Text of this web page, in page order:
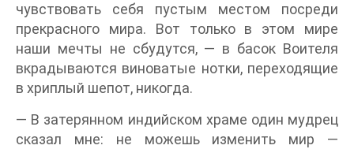
чувствовать себя пустым местом посреди
прекрасного мира. Вот только в этом мире
наши мечты не сбудутся, — в басок Воителя
вкрадываются виноватые нотки, переходящие
в хриплый шепот, никогда.
— В затерянном индийском храме один мудрец
сказал мне: не можешь изменить мир —